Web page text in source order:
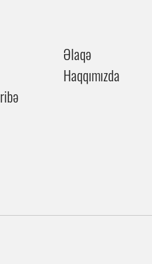
Əlaqə
Haqqımızda